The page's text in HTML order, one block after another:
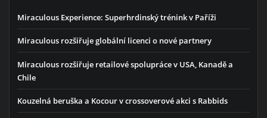
Miraculous Experience: Superhrdinský trénink v Paříži
Miraculous rozšiřuje globální licenci o nové partnery
Miraculous rozšiřuje retailové spolupráce v USA, Kanadě a
Chile
Kouzelná beruška a Kocour v crossoverové akci s Rabbids